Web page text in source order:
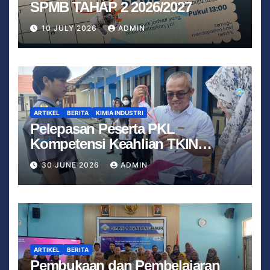
SPMB TAHAP 2 2026/2027
10 JULY 2026 ADMIN
ARTIKEL BERITA KIMIA INDUSTRI
Pelepasan Peserta PKL
Kompetensi Keahlian TKIN
Tahun 2026 Berjalan Lancar
30 JUNE 2026 ADMIN
ARTIKEL BERITA
Pembukaan dan Pembelajaran